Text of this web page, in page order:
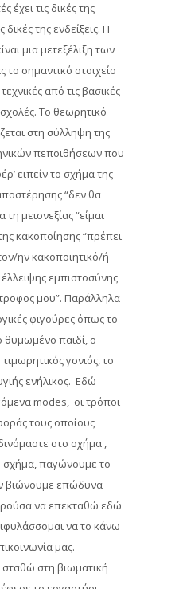
έχει τις δικές της
δικές της ενδείξεις. Η
μια μετεξέλιξη των
σημαντικό στοιχείο
από τις βασικές
Το θεωρητικό
στη σύλληψη της
πεποιθήσεων που
ειπείν το σχήμα της
“δεν θα
μειονεξίας “είμαι
κακοποίησης “πρέπει
ην κακοποιητικό/ή
εμπιστοσύνης
μου”. Παράλληλα
φιγούρες όπως το
θυμωμένο παιδί, ο
γονιός, το
ενήλικος. Εδώ
modes, οι τρόποι
τους οποίους
στο σχήμα ,
σχήμα, παγώνουμε το
βιώνουμε επώδυνα
να επεκταθώ εδώ
να το κάνω
μας.
στη βιωματική